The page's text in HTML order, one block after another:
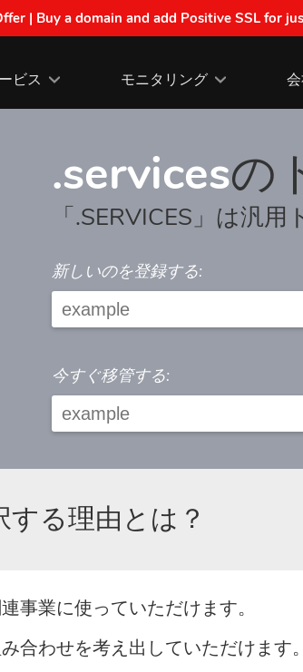
| Buy a domain and add Positive SSL for
ビス モニタリング
.servicesの
「.SERVICES」は汎
新しいのを登録する:
今すぐ移管する:
る理由とは？
事業に使っていただけます。
合わせを考え出していただけます